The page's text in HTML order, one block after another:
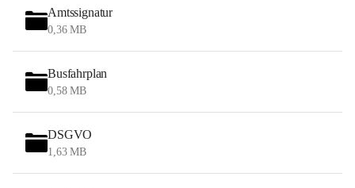
Stössing zählt noch zum Naherholungsraum Wien sowie
zum Naherholungsraum St. Pölten. Viele Bauernhöfe hatten
„ihre Wiener“. Seit 1960 bauten viele Wiener
Wochenendhäuser im Gemeindegebiet. Wegen des
waldreichen Jagdgebietes haben viele Jagdpächter ihre
Das Wandern ist aus touristischer Sicht die bedeutendste
Tätigkeit. Das hügelige Gebiet mit Wanderwegen durch
Wiesen, Wälder und Obstkulturen lädt dazu ein. Gefördert
Amtssignatur
0,36 MB
Busfahrplan
0,58 MB
DSGVO
1,63 MB